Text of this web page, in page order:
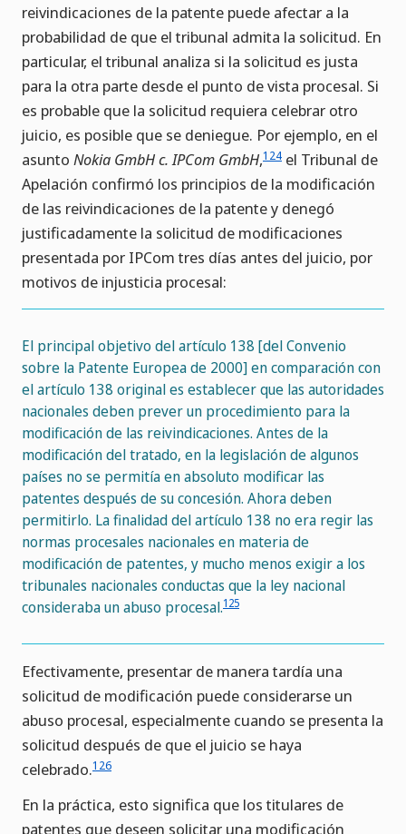
reivindicaciones de la patente puede afectar a la
probabilidad de que el tribunal admita la solicitud. En
particular, el tribunal analiza si la solicitud es justa
para la otra parte desde el punto de vista procesal. Si
es probable que la solicitud requiera celebrar otro
juicio, es posible que se deniegue. Por ejemplo, en el
asunto Nokia GmbH c. IPCom GmbH,124 el Tribunal de
Apelación confirmó los principios de la modificación
de las reivindicaciones de la patente y denegó
justificadamente la solicitud de modificaciones
presentada por IPCom tres días antes del juicio, por
motivos de injusticia procesal:
El principal objetivo del artículo 138 [del Convenio
sobre la Patente Europea de 2000] en comparación con
el artículo 138 original es establecer que las autoridades
nacionales deben prever un procedimiento para la
modificación de las reivindicaciones. Antes de la
modificación del tratado, en la legislación de algunos
países no se permitía en absoluto modificar las
patentes después de su concesión. Ahora deben
permitirlo. La finalidad del artículo 138 no era regir las
normas procesales nacionales en materia de
modificación de patentes, y mucho menos exigir a los
tribunales nacionales conductas que la ley nacional
consideraba un abuso procesal.125
Efectivamente, presentar de manera tardía una
solicitud de modificación puede considerarse un
abuso procesal, especialmente cuando se presenta la
solicitud después de que el juicio se haya
celebrado.126
En la práctica, esto significa que los titulares de
patentes que deseen solicitar una modificación